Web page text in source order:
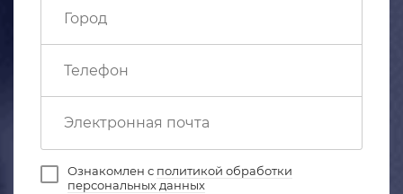
Ознакомлен с политикой обработки
персональных данных